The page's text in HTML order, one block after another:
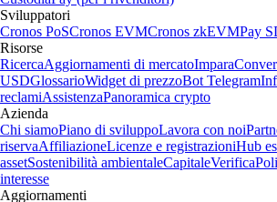
Sviluppatori
Cronos PoSCronos EVMCronos zkEVMPay
Risorse
RicercaAggiornamenti di mercatoImpara
USDGlossarioWidget di prezzoBot Telegram
reclamiAssistenzaPanoramica crypto
Azienda
Chi siamoPiano di sviluppoLavora con noi
riservaAffiliazioneLicenze e registrazioniHub
assetSostenibilità ambientaleCapitaleVerifica
interesse
Aggiornamenti